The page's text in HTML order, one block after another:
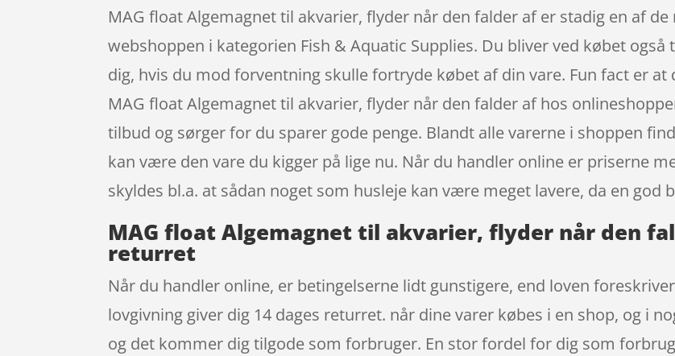
MAG float Algemagnet til akvarier, flyder når den falder af er stadig en af
webshoppen i kategorien Fish & Aquatic Supplies. Du bliver ved købet
dig, hvis du mod forventning skulle fortryde købet af din vare. Fun fact er
MAG float Algemagnet til akvarier, flyder når den falder af hos
tilbud og sørger for du sparer gode penge. Blandt alle varerne i shoppen
kan være den vare du kigger på lige nu. Når du handler online er priserne
skyldes bl.a. at sådan noget som husleje kan være meget lavere, da en god
MAG float Algemagnet til akvarier, flyder når den
returret
Når du handler online, er betingelserne lidt gunstigere, end loven
lovgivning giver dig 14 dages returret. når dine varer købes i en shop, og i
og det kommer dig tilgode som forbruger. En stor fordel for dig som